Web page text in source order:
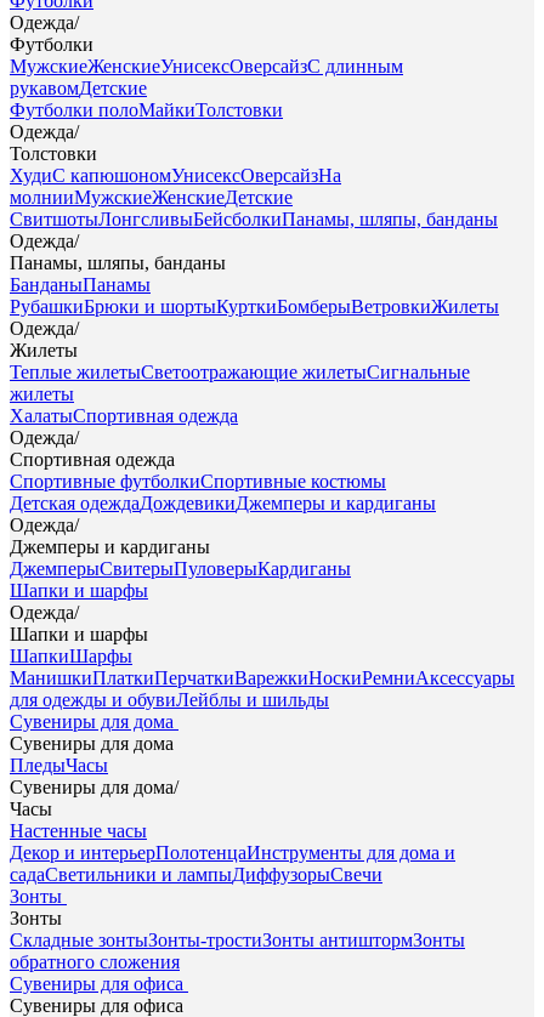
Одежда/
Футболки
МужскиеЖенскиеУнисексОверсайзС длинным
рукавомДетские
Футболки полоМайкиТолстовки
Одежда/
Толстовки
ХудиС капюшономУнисексОверсайзНа
молнииМужскиеЖенскиеДетские
СвитшотыЛонгсливыБейсболкиПанамы, шляпы, банданы
Одежда/
Панамы, шляпы, банданы
БанданыПанамы
РубашкиБрюки и шортыКурткиБомберыВетровкиЖилеты
Одежда/
Жилеты
Теплые жилетыСветоотражающие жилетыСигнальные
жилеты
ХалатыСпортивная одежда
Одежда/
Спортивная одежда
Спортивные футболкиСпортивные костюмы
Детская одеждаДождевикиДжемперы и кардиганы
Одежда/
Джемперы и кардиганы
ДжемперыСвитерыПуловерыКардиганы
Шапки и шарфы
Одежда/
Шапки и шарфы
ШапкиШарфы
МанишкиПлаткиПерчаткиВарежкиНоскиРемниАксессуары
для одежды и обувиЛейблы и шильды
Сувениры для дома
Сувениры для дома
ПледыЧасы
Сувениры для дома/
Часы
Настенные часы
Декор и интерьерПолотенцаИнструменты для дома и
садаСветильники и лампыДиффузорыСвечи
Зонты
Зонты
Складные зонтыЗонты-тростиЗонты антиштормЗонты
обратного сложения
Сувениры для офиса
Сувениры для офиса